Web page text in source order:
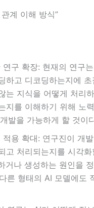
계 이해 방식”
구 확장: 현재의 연구
하고 디코딩하는지에
는 지식을 어떻게 처리
지를 이해하기 위해 노
발을 가능하게 할 것이
용 확대: 연구진이 개
고 처리되는지를 시각
거나 생성하는 원인을
른 형태의 AI 모델에도